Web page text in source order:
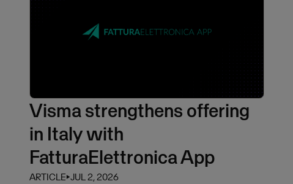
Visma strengthens offering
in Italy with
FatturaElettronica App
ARTICLE⏵JUL 2, 2026